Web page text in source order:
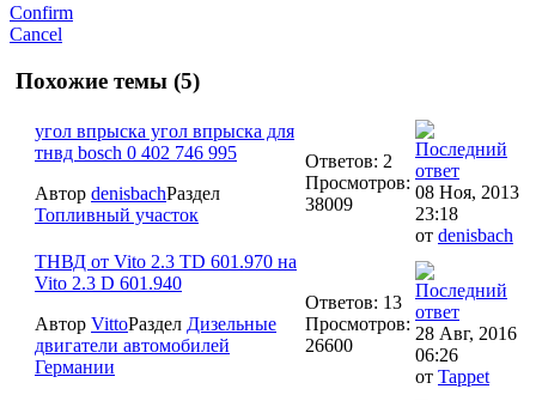
Confirm
Cancel
Похожие темы (5)
угол впрыска угол впрыска для
тнвд bosch 0 402 746 995
Автор denisbachРаздел
Топливный участок
Ответов: 2
Просмотров:
38009
08 Ноя, 2013
23:18
от denisbach
ТНВД от Vito 2.3 TD 601.970 на
Vito 2.3 D 601.940
Автор VittoРаздел Дизельные
двигатели автомобилей
Германии
Ответов: 13
Просмотров:
26600
28 Авг, 2016
06:26
от Tappet